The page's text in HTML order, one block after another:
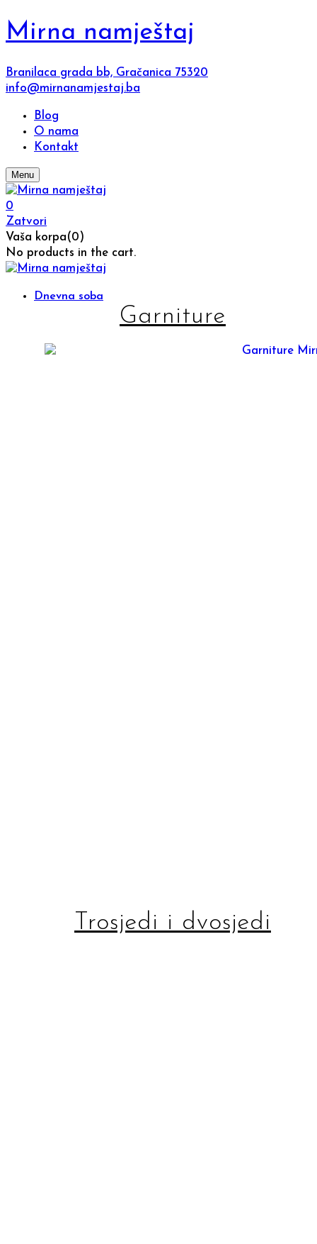
Mirna namještaj
Branilaca grada bb, Gračanica 75320
info@mirnanamjestaj.ba
Blog
O nama
Kontakt
Menu
0
Zatvori
Vaša korpa(0)
No products in the cart.
Dnevna soba
Garniture
Trosjedi i dvosjedi